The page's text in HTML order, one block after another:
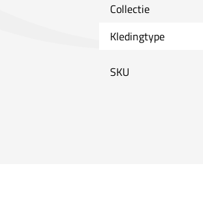
Collectie
Kledingtype
SKU